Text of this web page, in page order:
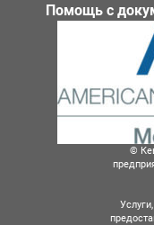
Помощь с
©